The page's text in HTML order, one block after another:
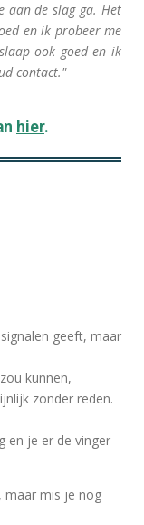
aan de slag ga. Het
en ik probeer me
ook goed en ik
contact."
hier.
geeft, maar
kunnen,
zonder reden.
en je er de vinger
maar mis je nog